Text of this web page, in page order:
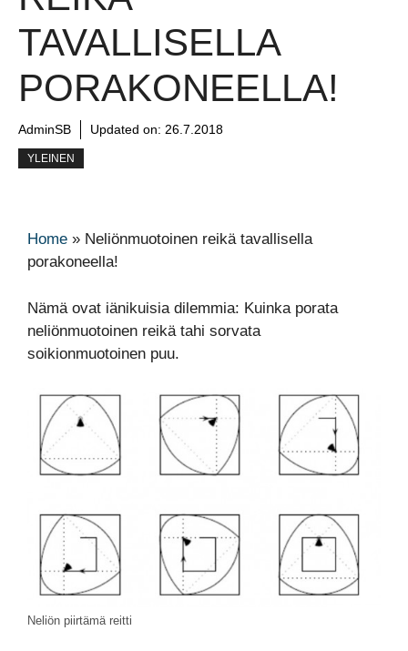
TAVALLISELLA
PORAKONEELLA!
AdminSB Updated on: 26.7.2018
YLEINEN
Home » Neliönmuotoinen reikä tavallisella
porakoneella!
Nämä ovat iänikuisia dilemmia: Kuinka porata
neliönmuotoinen reikä tahi sorvata
soikionmuotoinen puu.
Neliön piirtämä reitti